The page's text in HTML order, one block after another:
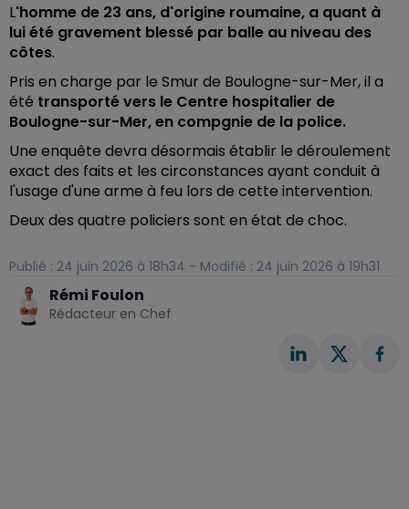
L'homme de 23 ans, d'origine roumaine, a quant à
lui été gravement blessé par balle au niveau des
côtes.
Pris en charge par le Smur de Boulogne-sur-Mer, il a
été transporté vers le Centre hospitalier de
Boulogne-sur-Mer, en compgnie de la police.
Une enquête devra désormais établir le déroulement
exact des faits et les circonstances ayant conduit à
l'usage d'une arme à feu lors de cette intervention.
Deux des quatre policiers sont en état de choc.
Publié : 24 juin 2026 à 18h34 - Modifié : 24 juin 2026 à 19h31
Rémi Foulon
Rédacteur en Chef